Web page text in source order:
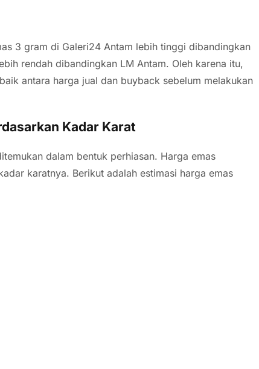
3 gram di Galeri24 Antam lebih tinggi dibandingkan
rendah dibandingkan LM Antam. Oleh karena itu,
antara harga jual dan buyback sebelum melakukan
Kadar Karat
dalam bentuk perhiasan. Harga emas
karatnya. Berikut adalah estimasi harga emas